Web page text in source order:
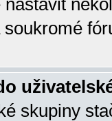
skupiny